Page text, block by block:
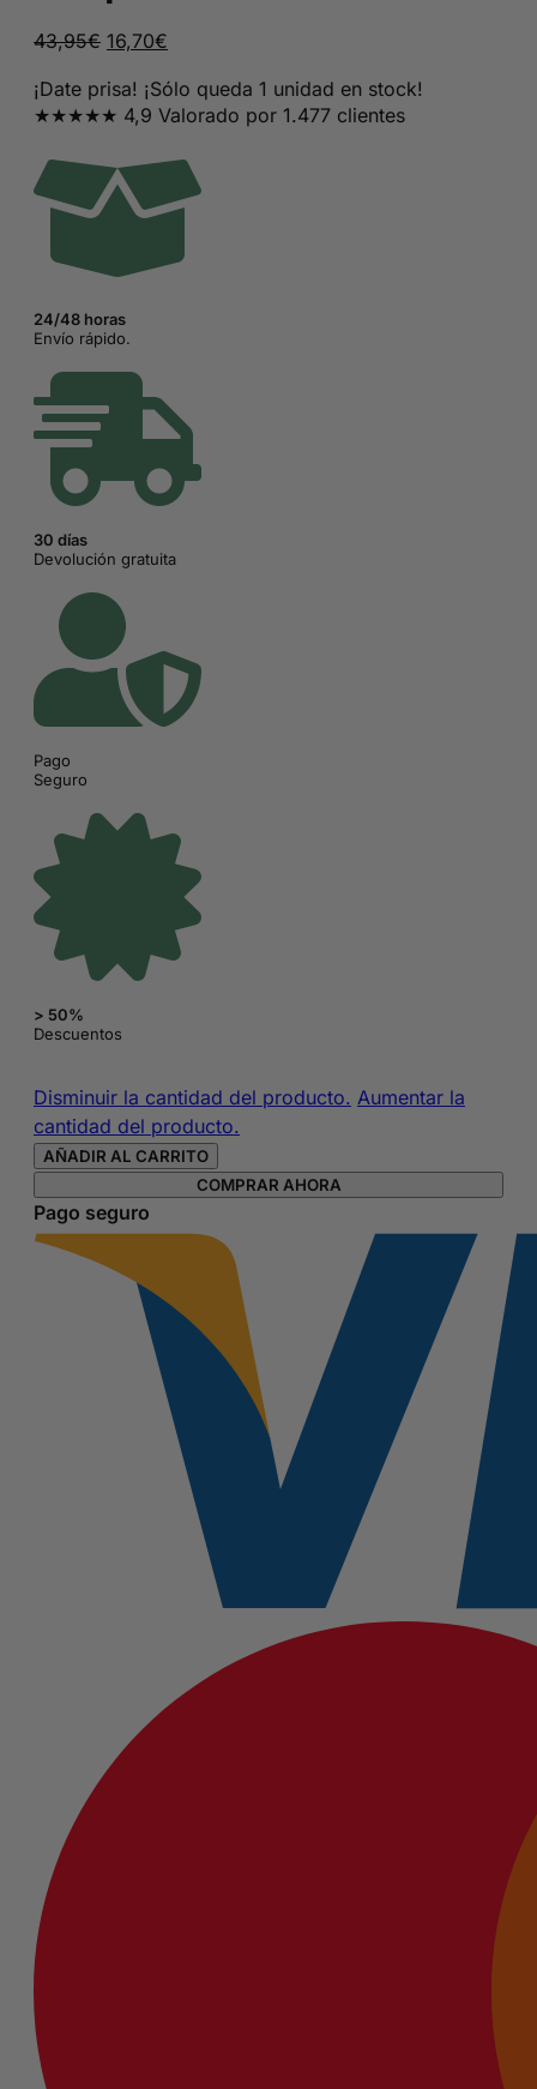
43,95€ El
original
era:
43,95€.
16,70€
actual
es:
16,70€.
¡Date prisa! ¡Sólo queda 1 unidad en stock!
★★★★★ 4,9 Valorado por 1.477 clientes
24/48 horas
Envío rápido.
30 días
Devolución gratuita
Pago
Seguro
> 50%
Descuentos
Disminuir la cantidad del producto. After
de
75
Aumentar la
cantidad del producto.
AÑADIR AL CARRITO
COMPRAR AHORA
Pago seguro